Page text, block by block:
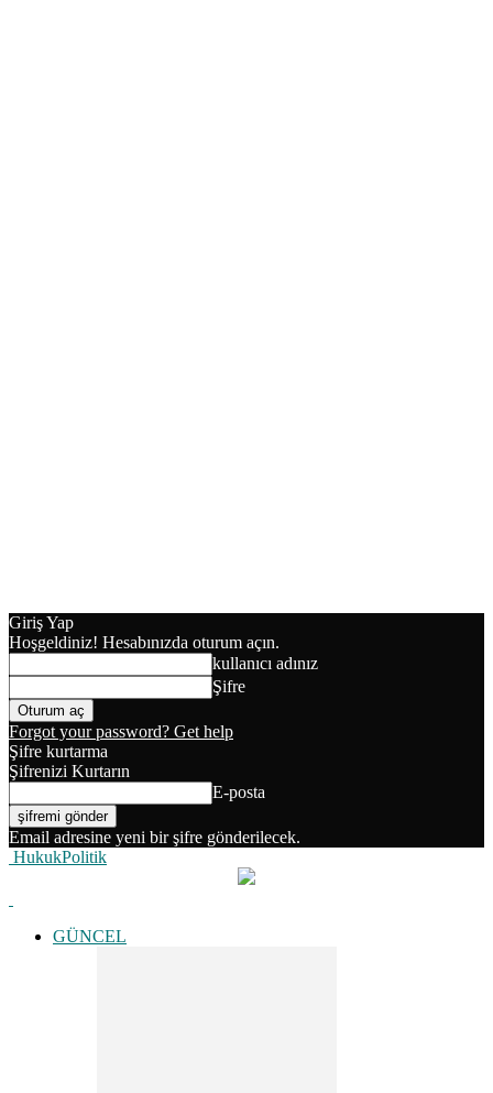
Giriş Yap
Hoşgeldiniz! Hesabınızda oturum açın.
kullanıcı adınız
Şifre
Forgot your password? Get help
Şifre kurtarma
Şifrenizi Kurtarın
E-posta
Email adresine yeni bir şifre gönderilecek.
HukukPolitik
GÜNCEL